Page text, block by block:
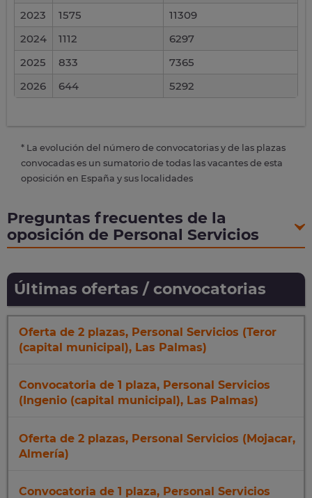
2023
1575
11309
2024
1112
6297
2025
833
7365
2026
644 5292
* La evolución del número de convocatorias y de las plazas
convocadas es un sumatorio de todas las vacantes de esta
oposición en España y sus localidades
Preguntas frecuentes de la
oposición de Personal Servicios
Últimas ofertas / convocatorias
Oferta de 2 plazas, Personal Servicios (Teror
(capital municipal), Las Palmas)
Convocatoria de 1 plaza, Personal Servicios
(Ingenio (capital municipal), Las Palmas)
Oferta de 2 plazas, Personal Servicios (Mojacar,
Almería)
Convocatoria de 1 plaza, Personal Servicios